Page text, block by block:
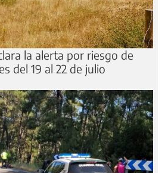
la alerta por riesgo de
del 19 al 22 de julio